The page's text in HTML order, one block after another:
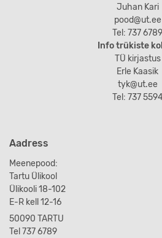
Juhan Kari
pood@ut.ee
Tel: 737 6789
Info trükiste
TÜ kirjastus
Erle Kaasik
tyk@ut.ee
Tel: 737
Aadress
Meenepood:
Tartu Ülikool
Ülikooli 18-102
E-R kell 12-16
50090 TARTU
Tel 737 6789